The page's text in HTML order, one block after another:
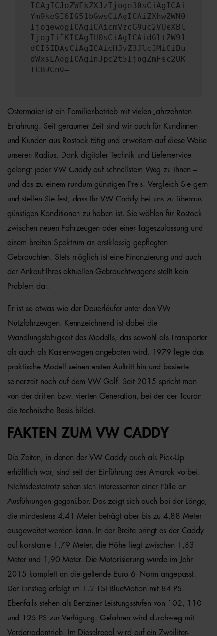
ICAgICJoZWFkZXJzIjoge30sCiAgICAi
Ym9keSI6IG51bGwsCiAgICAiZXhwZWN0
IjogewogICAgICAicmVzcG9uc2VUeXBl
IjogIiIKICAgIH0sCiAgICAidGltZW91
dCI6IDAsCiAgICAicHJvZ3Jlc3MiOiBu
dWxsLAogICAgInJpc2t5IjogZmFsc2UK
ICB9Cn0=
Ostermaier ist ein Familienbetrieb mit vielen Jahrzehnten
Erfahrung. Seit geraumer Zeit sind wir auch für Kundinnen
und Kunden aus Rostock tätig und erweitern auf diese Weise
unseren Radius. Dank digitaler Technik und Lieferservice
gelangt jeder VW Caddy auf schnellstem Weg zu Ihnen –
und das zu einem rundum günstigen Preis. Vergleich Sie gern
und stellen Sie fest, dass Ihr VW Caddy bei uns zu überaus
günstigen Konditionen zu haben ist. Sie wählen für Rostock
zwischen neuen Fahrzeugen oder einer Tageszulassung und
einem breiten Spektrum an erstklassig gepflegten
Gebrauchten. Stets möglich ist eine Finanzierung und auch
der Ankauf Ihres aktuellen Gebrauchtwagens stellt kein
Problem dar.
Er ist so etwas wie der Dauerläufer unter den VW
Nutzfahrzeugen. Kennzeichnend ist dabei die
Wandlungsfähigkeit des Modells, das sowohl als Transporter
als auch als Kastenwagen angeboten wird. 1979 legte das
praktische Modell seinen ersten Auftritt hin und basierte
seinerzeit noch auf dem VW Golf. Seit 2015 spricht man
von der dritten bzw. vierten Generation, bei der der Touran
die technische Basis bildet.
FAKTEN ZUM VW CADDY
Die Zeiten, in denen der VW Caddy auch als Pick-Up
erhältlich war, sind seit der Einführung des Amarok vorbei.
Nichtsdestotrotz sehen sich Interessenten einer Fülle an
Ausführungen gegenüber. Das zeigt sich auch bei der Länge,
die mindestens 4,41 Meter beträgt aber bis zu 4,88 Meter
ausgeweitet werden kann. In der Breite bringt es der Caddy
auf konstante 1,79 Meter, die Höhe liegt zwischen 1,83
Meter und 1,90 Meter. Die Motorisierung wurde im Jahr
2015 komplett an die geltende Euro 6- Norm angepasst.
Der Einstieg erfolgt im 1.2 TSI BlueMotion mit 84 PS.
Ebenfalls stehen als Benziner Leistungsstufen von 102, 110
und 125 PS zur Verfügung. Gefahren wird durchweg mit
Vorderradantrieb. Im Dieselregal wird auf ein Zweiliter-